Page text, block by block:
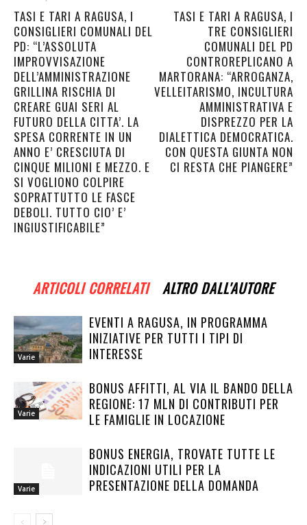
TASI E TARI A RAGUSA, I
CONSIGLIERI COMUNALI DEL
PD: “L’ASSOLUTA
IMPROVVISAZIONE
DELL’AMMINISTRAZIONE
GRILLINA RISCHIA DI
CREARE GUAI SERI AL
FUTURO DELLA CITTA’. LA
SPESA CORRENTE IN UN
ANNO E’ CRESCIUTA DI
CINQUE MILIONI E MEZZO. E
SI VOGLIONO COLPIRE
SOPRATTUTTO LE FASCE
DEBOLI. TUTTO CIO’ E’
INGIUSTIFICABILE”
TASI E TARI A RAGUSA, I
TRE CONSIGLIERI
COMUNALI DEL PD
CONTROREPLICANO A
MARTORANA: “ARROGANZA,
VELLEITARISMO, INCULTURA
AMMINISTRATIVA E
DISPREZZO PER LA
DIALETTICA DEMOCRATICA.
CON QUESTA GIUNTA NON
CI RESTA CHE PIANGERE”
ARTICOLI CORRELATI ALTRO DALL'AUTORE
Varie
EVENTI A RAGUSA, IN PROGRAMMA
INIZIATIVE PER TUTTI I TIPI DI
INTERESSE
Varie
BONUS AFFITTI, AL VIA IL BANDO DELLA
REGIONE: 17 MLN DI CONTRIBUTI PER
LE FAMIGLIE IN LOCAZIONE
Varie
BONUS ENERGIA, TROVATE TUTTE LE
INDICAZIONI UTILI PER LA
PRESENTAZIONE DELLA DOMANDA